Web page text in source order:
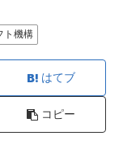
ト機構
はてブ
コピー